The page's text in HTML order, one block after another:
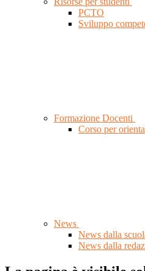
PCTO
Sviluppo
Formazione Docenti
Corso per
News
News dalla
News dalla